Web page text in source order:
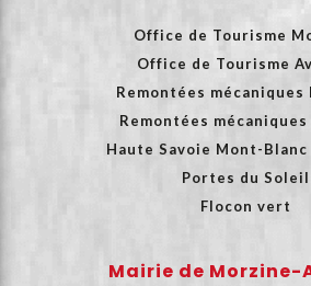
Office de Tourisme
Office de Tourisme
Remontées mécaniques
Remontées mécaniques
Haute Savoie Mont-
Portes du Soleil
Flocon vert
Mairie de Morzine-